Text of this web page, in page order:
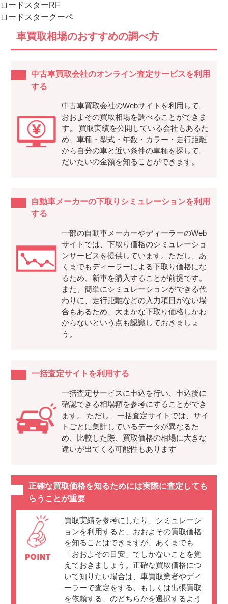
ロードスターRF
ロードスタークーペ
車買取相場のおすすめの調べ方
中古車買取会社のオンライン査定サービスを利用
する
中古車買取会社のWebサイトを利用して、
おおよその買取相場を調べることができま
す。 買取実績を公開している会社もあるた
め、車種・型式・年数・カラー・走行距離
から自分の車と近い条件の車種を探して、
だいたいの金額を知ることができます。
自動車メーカーの下取りシミュレーションを利用
する
一部の自動車メーカーやディーラーのWeb
サイトでは、下取り価格のシミュレーショ
ンサービスを提供しています。ただし、あ
くまでもディーラーによる下取り価格にな
るため、新車を購入することが前提です。
また、簡単にシミュレーションができる代
わりに、走行距離などの入力項目がない場
合もあるため、大まかな下取り価格しかわ
からないという点も認識しておきましょ
う。
一括査定サイトを利用する
一括査定サービスに申込を行い、申込後に
確認できる相場額を参考にすることができ
ます。 ただし、一括査定サイトでは、サイ
トごとに集計しているデータが異なるた
め、比較した際、買取価格の相場に大きな
違いが出てくる可能性もあります
正確な買取価格を知るためには実際に査定しても
らうことが重要
買取実績を参考にしたり、シミュレーシ
ョンを利用すると、おおよその買取価格
を知ることはできますが、あくまでも
「おおよその目安」でしかないことを覚
えておきましょう。正確な買取価格につ
いて知りたい場合は、車買取業者やディ
ーラーで査定をする、もしくは出張買取
を依頼する、のどちらかを選択するよう